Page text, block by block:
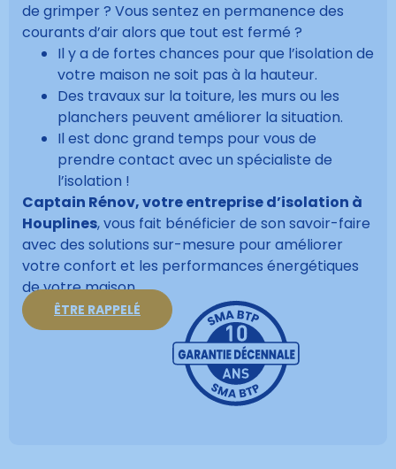
de grimper ? Vous sentez en permanence des
courants d’air alors que tout est fermé ?
Il y a de fortes chances pour que l’isolation de
votre maison ne soit pas à la hauteur.
Des travaux sur la toiture, les murs ou les
planchers peuvent améliorer la situation.
Il est donc grand temps pour vous de
prendre contact avec un spécialiste de
l’isolation !
Captain Rénov, votre entreprise d’isolation à
Houplines, vous fait bénéficier de son savoir-faire
avec des solutions sur-mesure pour améliorer
votre confort et les performances énergétiques
de votre maison.
ÊTRE RAPPELÉ